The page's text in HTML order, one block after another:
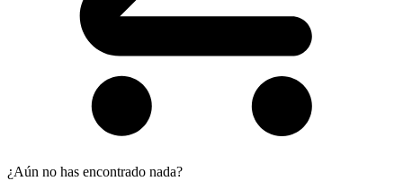
¿Aún no has encontrado nada?